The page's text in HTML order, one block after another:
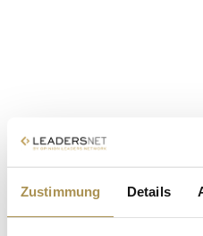
Zustimmung Details